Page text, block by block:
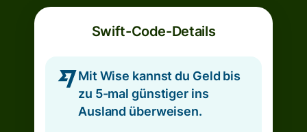
Swift-Code-Details
Mit Wise kannst du Geld bis
zu 5-mal günstiger ins
Ausland überweisen.